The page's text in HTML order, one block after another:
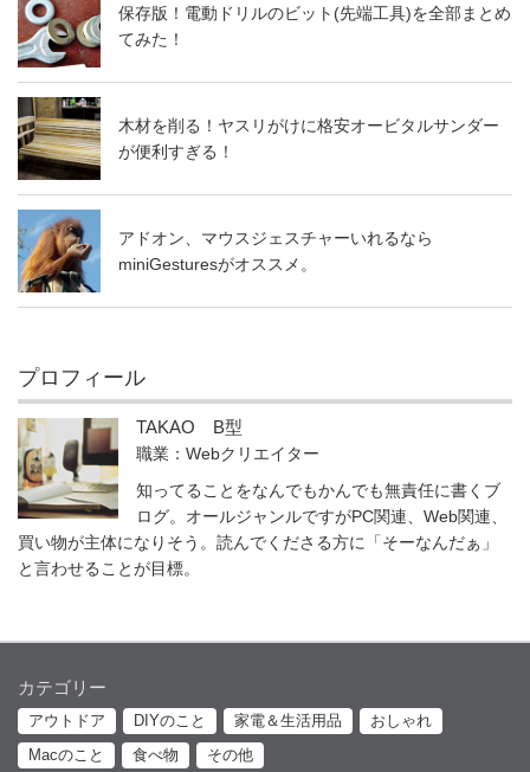
保存版！電動ドリルのビット(先端工具)を全部まとめ
てみた！
木材を削る！ヤスリがけに格安オービタルサンダー
が便利すぎる！
アドオン、マウスジェスチャーいれるなら
miniGesturesがオススメ。
プロフィール
TAKAO B型
職業：Webクリエイター
知ってることをなんでもかんでも無責任に書くブ
ログ。オールジャンルですがPC関連、Web関連、
買い物が主体になりそう。読んでくださる方に「そーなんだぁ」
と言わせることが目標。
カテゴリー
アウトドア DIYのこと 家電＆生活用品
おしゃれ
Macのこと
食べ物 その他